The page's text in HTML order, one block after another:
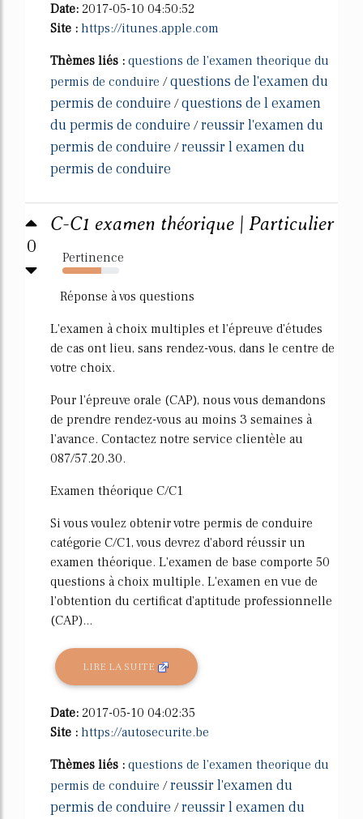
Date: 2017-05-10 04:50:52
Site : https://itunes.apple.com
Thèmes liés : questions de l'examen theorique du
permis de conduire /questions de l'examen du
permis de conduire /questions de l examen
du permis de conduire /reussir l'examen du
permis de conduire /reussir l examen du
permis de conduire
0
C-C1 examen théorique | Particulier
Pertinence
68%
Réponse à vos questions
L'examen à choix multiples et l'épreuve d'études
de cas ont lieu, sans rendez-vous, dans le centre de
votre choix.
Pour l'épreuve orale (CAP), nous vous demandons
de prendre rendez-vous au moins 3 semaines à
l'avance. Contactez notre service clientèle au
087/57.20.30.
Examen théorique C/C1
Si vous voulez obtenir votre permis de conduire
catégorie C/C1, vous devrez d'abord réussir un
examen théorique. L'examen de base comporte 50
questions à choix multiple. L'examen en vue de
l'obtention du certificat d'aptitude professionnelle
(CAP)...
LIRE LA SUITE
Date: 2017-05-10 04:02:35
Site : https://autosecurite.be
Thèmes liés : questions de l'examen theorique du
permis de conduire /reussir l'examen du
permis de conduire /reussir l examen du